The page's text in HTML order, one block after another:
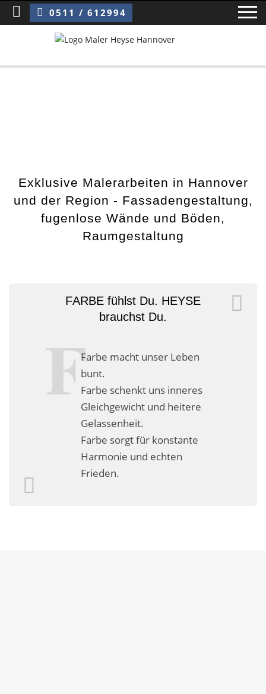
Sie sind hier:Maler Heyse Hannover
0511 / 612994
Mitarbeiter / Das Team
Referenzen und Kundenbewertungen
Storytelling
Stellenangebote: Maler-Facharbeiter gesucht
Leistungen ›
Altbausanierung
Betonoptik
Bodenbeläge & Designböden
Business Feng-Shui
Exklusive Malerarbeiten in Hannover
und der Region - Fassadengestaltung,
fugenlose Wände und Böden,
Raumgestaltung
FARBE fühlst Du. HEYSE
brauchst Du.
Farbe macht unser Leben
bunt.
Farbe schenkt uns inneres
Gleichgewicht und heitere
Gelassenheit.
Farbe sorgt für konstante
Harmonie und echten
Frieden.